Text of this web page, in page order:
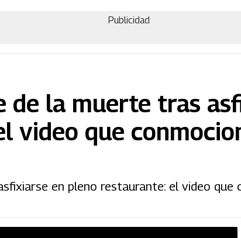
Publicidad
de la muerte tras
video que
en pleno restaurante: el video que